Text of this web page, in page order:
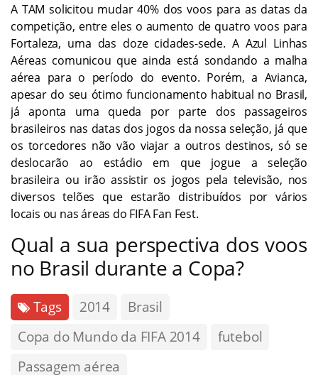
A TAM solicitou mudar 40% dos voos para as datas da
competição, entre eles o aumento de quatro voos para
Fortaleza, uma das doze cidades-sede. A Azul Linhas
Aéreas comunicou que ainda está sondando a malha
aérea para o período do evento. Porém, a Avianca,
apesar do seu ótimo funcionamento habitual no Brasil,
já aponta uma queda por parte dos passageiros
brasileiros nas datas dos jogos da nossa seleção, já que
os torcedores não vão viajar a outros destinos, só se
deslocarão ao estádio em que jogue a seleção
brasileira ou irão assistir os jogos pela televisão, nos
diversos telões que estarão distribuídos por vários
locais ou nas áreas do FIFA Fan Fest.
Qual a sua perspectiva dos voos
no Brasil durante a Copa?
Tags 2014
Brasil
Copa do Mundo da FIFA 2014
futebol
Passagem aérea